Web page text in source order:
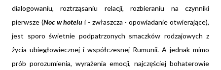
dialogowaniu, roztrząsaniu relacji, rozbieraniu na czynniki
pierwsze (Noc w hotelu i - zwłaszcza - opowiadanie otwierające),
jest sporo świetnie podpatrzonych smaczków rodzajowych z
życia ubiegłowiecznej i współczesnej Rumunii. A jednak mimo
prób porozumienia, wyrażenia emocji, najczęściej bohaterowie